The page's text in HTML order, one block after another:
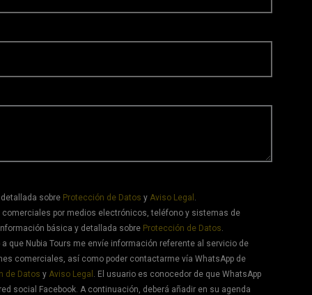
sobre Protección de Datos y Aviso Legal .
por medios electrónicos, teléfono y sistemas de
básica y detallada sobre Protección de Datos.
que Nubia Tours me envíe información referente al servicio de
comerciales, así como poder contactarme vía WhatsApp de
de Datos y Aviso Legal . El usuario es conocedor de que WhatsApp
social Facebook. A continuación, deberá añadir en su agenda